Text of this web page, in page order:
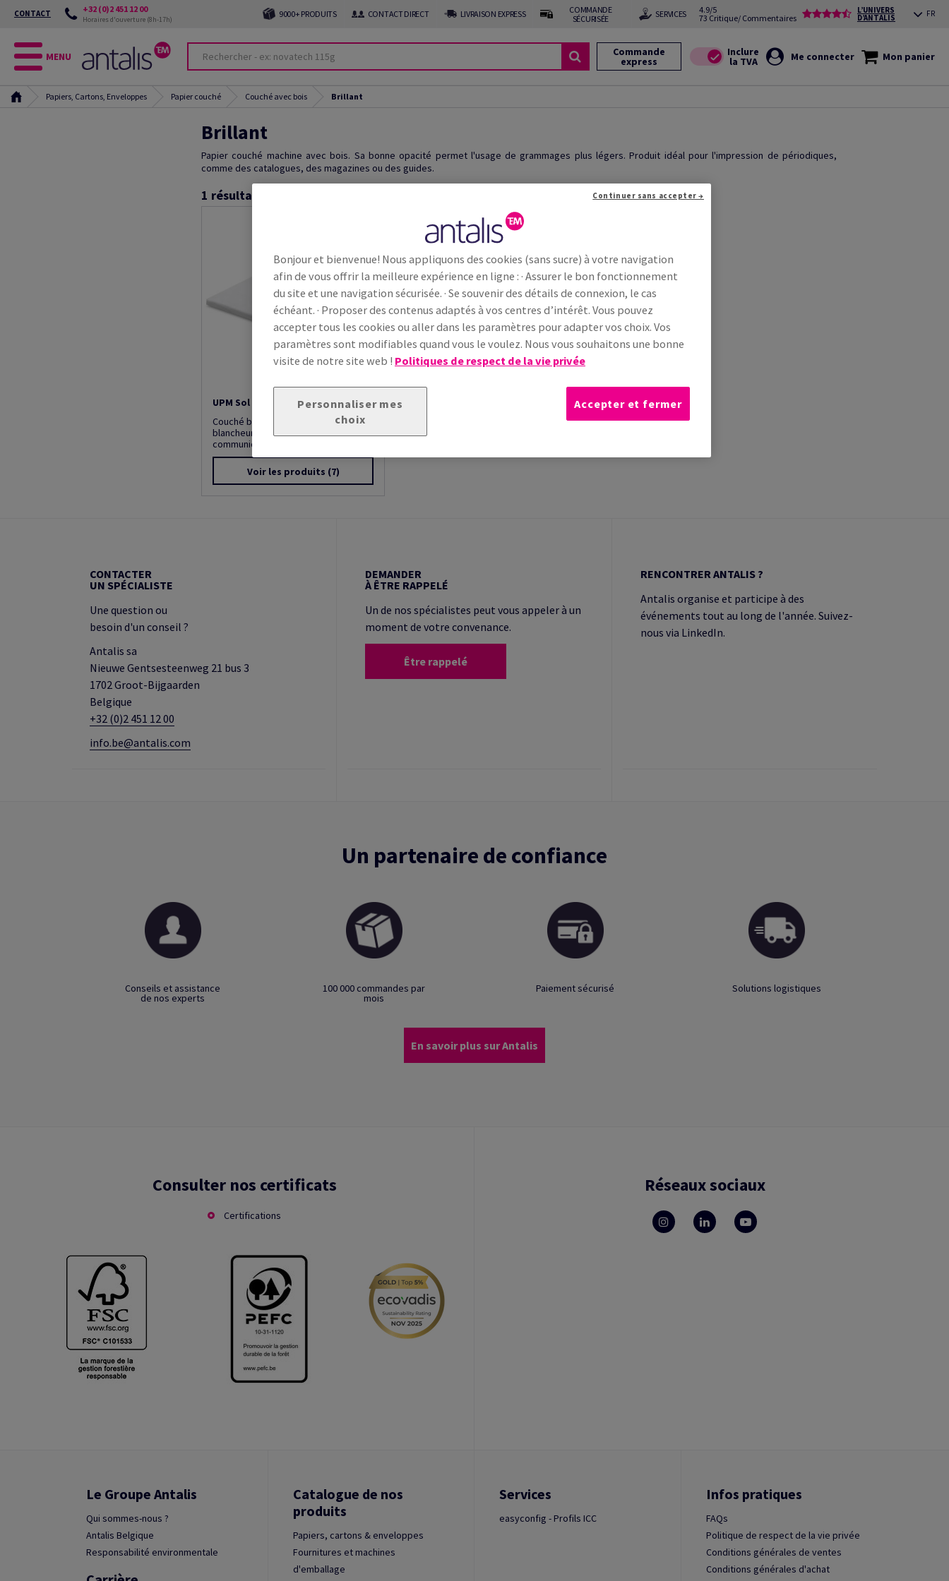
CONTACT +32 (0)2 451 12 00
Horaires d'ouverture (8h-17h) 9000+ PRODUITS CONTACT DIRECT LIVRAISON EXPRESS
COMMANDE
SÉCURISÉE
SERVICES
4.9/5
73 Critique/ Commentaires
L’UNIVERS
D’ANTALIS FR
MENU Commande
express Me connecter Mon panier
Papiers, Cartons, Enveloppes Papier couché Couché avec bois Brillant
Brillant
Papier couché machine avec bois. Sa bonne opacité permet l'usage de grammages plus légers. Produit idéal pour l'impression de périodiques,
comme des catalogues, des magazines ou des guides.
1 résultats
UPM Sol Gloss
Couché brillant, traces de bois,
blancheur élevée. Pour une
communication de qualité, r...
Voir les produits (7)
CONTACTER
UN SPÉCIALISTE
Une question ou
besoin d'un conseil ?
Antalis sa
Nieuwe Gentsesteenweg 21 bus 3
1702 Groot-Bijgaarden
Belgique
+32 (0)2 451 12 00
info.be@antalis.com
DEMANDER
À ÊTRE RAPPELÉ
Un de nos spécialistes peut vous appeler à un
moment de votre convenance.
Être rappelé
RENCONTRER ANTALIS ?
Antalis organise et participe à des
événements tout au long de l'année. Suivez-
nous via LinkedIn.
Un partenaire de confiance
Conseils et assistance
de nos experts
100 000 commandes par
mois
Paiement sécurisé Solutions logistiques
En savoir plus sur Antalis
Consulter nos certificats
Certifications
Réseaux sociaux
Le Groupe Antalis
Qui sommes-nous ?
Antalis Belgique
Responsabilité environmentale
Catalogue de nos
produits
Papiers, cartons & enveloppes
Fournitures et machines
d'emballage
Services
easyconfig - Profils ICC
Infos pratiques
FAQs
Politique de respect de la vie privée
Conditions générales de ventes
Conditions générales d'achat
Bonjour et bienvenue! Nous appliquons des cookies (sans sucre) à votre navigation
afin de vous offrir la meilleure expérience en ligne : · Assurer le bon fonctionnement
du site et une navigation sécurisée. · Se souvenir des détails de connexion, le cas
échéant. · Proposer des contenus adaptés à vos centres d’intérêt. Vous pouvez
accepter tous les cookies ou aller dans les paramètres pour adapter vos choix. Vos
paramètres sont modifiables quand vous le voulez. Nous vous souhaitons une bonne
visite de notre site web ! Politiques de respect de la vie privée
Personnaliser mes
choix
Continuer sans accepter →
Accepter et fermer